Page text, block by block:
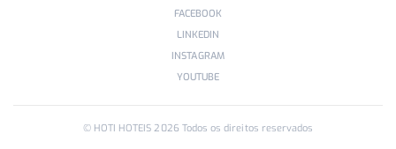
FACEBOOK
LINKEDIN
INSTAGRAM
YOUTUBE
© HOTI HOTEIS2026 Todos os direitos reservados